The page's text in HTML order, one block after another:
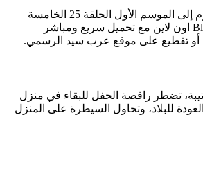
مسلسل من شارع الهرم إلى الموسم الأول الحلقة 25 الخامسة
والعشرون بجودة BluRay اون لاين مع تحميل سريع ومباشر
أو تقطيع على موقع عرب سيد الرسمي.
تضطر راقصة الحفل للبقاء في منزل
للبلاد، وتحاول السيطرة على المنزل